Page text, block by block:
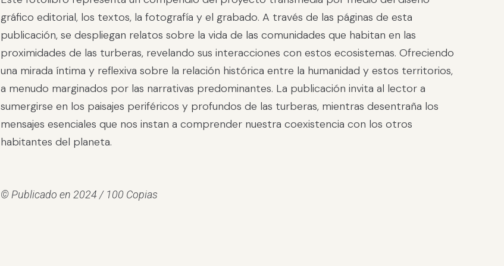
gráfico editorial, los textos, la fotografía y el grabado. A través de las páginas de esta
publicación, se despliegan relatos sobre la vida de las comunidades que habitan en las
proximidades de las turberas, revelando sus interacciones con estos ecosistemas. Ofreciendo
una mirada íntima y reflexiva sobre la relación histórica entre la humanidad y estos territorios,
a menudo marginados por las narrativas predominantes. La publicación invita al lector a
sumergirse en los paisajes periféricos y profundos de las turberas, mientras desentraña los
mensajes esenciales que nos instan a comprender nuestra coexistencia con los otros
habitantes del planeta.
© Publicado en 2024 / 100 Copias